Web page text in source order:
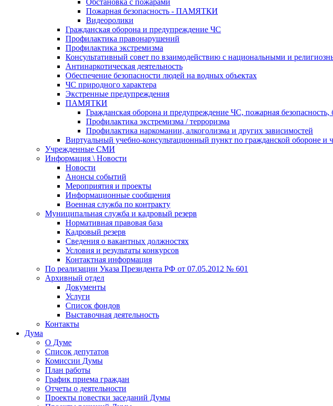
Обстановка с пожарами
Пожарная безопасность - ПАМЯТКИ
Видеоролики
Гражданская оборона и предупреждение ЧС
Профилактика правонарушений
Профилактика экстремизма
Консультативный совет по взаимодействию с национальными и
Антинаркотическая деятельность
Обеспечение безопасности людей на водных объектах
ЧС природного характера
Экстренные предупреждения
ПАМЯТКИ
Гражданская оборона и предупреждение ЧС, пожарная безопасность,
Профилактика экстремизма / терроризма
Профилактика наркомании, алкоголизма и других зависимостей
Виртуальный учебно-консультационный пункт по гражданской обороне и
Учрежденные СМИ
Информация \ Новости
Новости
Анонсы событий
Мероприятия и проекты
Информационные сообщения
Военная служба по контракту
Муниципальная служба и кадровый резерв
Нормативная правовая база
Кадровый резерв
Сведения о вакантных должностях
Условия и результаты конкурсов
Контактная информация
По реализации Указа Президента РФ от 07.05.2012 № 601
Архивный отдел
Документы
Услуги
Список фондов
Выставочная деятельность
Контакты
Дума
О Думе
Список депутатов
Комиссии Думы
План работы
График приема граждан
Отчеты о деятельности
Проекты повестки заседаний Думы